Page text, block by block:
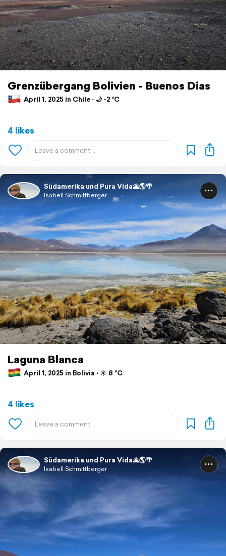
Grenzübergang Bolivien - Buenos Dias
April 1, 2025 in Chile ⋅ 🌙 -2 °C
4 likes
Südamerika und Pura Vida🌋🌎🌴
Isabell Schmittberger
Laguna Blanca
April 1, 2025 in Bolivia ⋅ ☀️ 8 °C
4 likes
Südamerika und Pura Vida🌋🌎🌴
Isabell Schmittberger